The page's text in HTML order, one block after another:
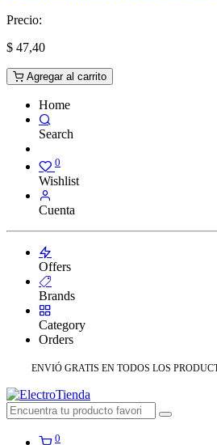
Precio:
$ 47,40
Agregar al carrito
Home
Search
0
Wishlist
Cuenta
Offers
Brands
Category
Orders
ENVIÓ GRATIS EN TODOS LOS
0